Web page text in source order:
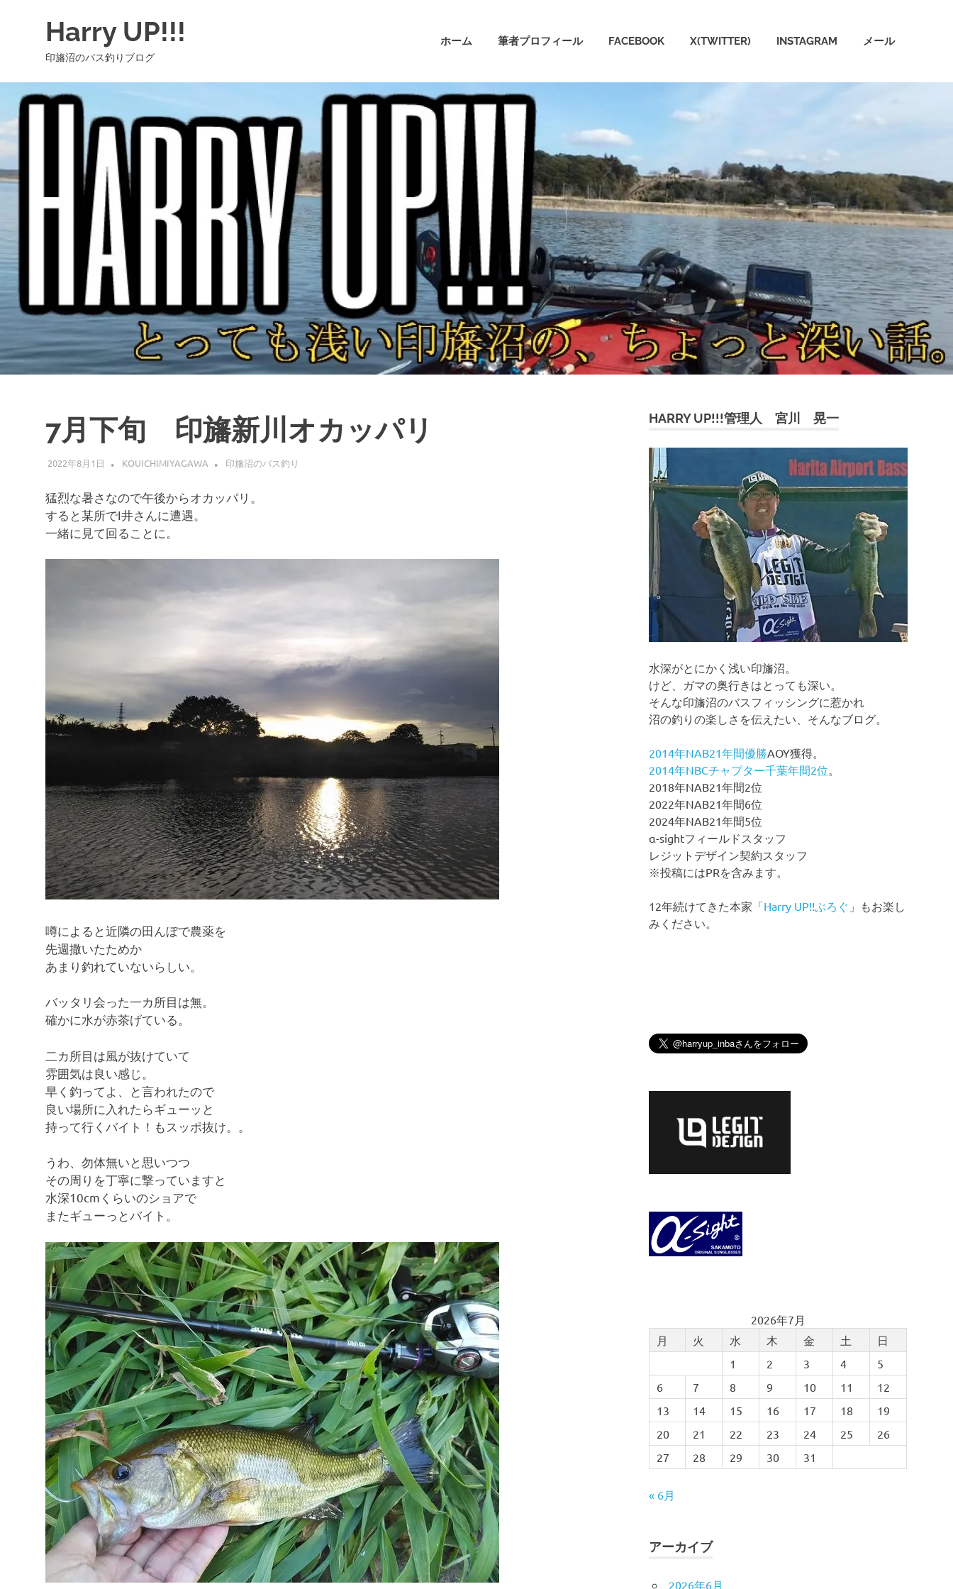
キ
プ
Harry UP!!!
印旛沼のバス釣りブログ
ホーム 筆者プロフィール FACEBOOK X(TWITTER) INSTAGRAM メール
7月下旬 印旛新川オカッパリ
2022年8月1日 KOUICHIMIYAGAWA 印旛沼のバス釣り
猛烈な暑さなので午後からオカッパリ。
すると某所でI井さんに遭遇。
一緒に見て回ることに。
噂によると近隣の田んぼで農薬を
先週撒いたためか
あまり釣れていないらしい。
バッタリ会った一カ所目は無。
確かに水が赤茶げている。
二カ所目は風が抜けていて
雰囲気は良い感じ。
早く釣ってよ、と言われたので
良い場所に入れたらギューッと
持って行くバイト！もスッポ抜け。。
うわ、勿体無いと思いつつ
その周りを丁寧に撃っていますと
水深10cmくらいのショアで
またギューっとバイト。
HARRY UP!!!管理人 宮川 晃一
水深がとにかく浅い印旛沼。
けど、ガマの奥行きはとっても深い。
そんな印旛沼のバスフィッシングに惹かれ
沼の釣りの楽しさを伝えたい、そんなブログ。
2014年NAB21年間優勝AOY獲得。
2014年NBCチャプター千葉年間2位
2018年NAB21年間2位
2022年NAB21年間6位
2024年NAB21年間5位
α-sightフィールドスタッフ
レジットデザイン契約スタッフ
※投稿にはPRを含みます。
12年続けてきた本家「Harry UP!!ぶろぐ 」もお楽し
みください。
2026年7月
月
火 水 木 金 土
日
1
2 3 4
5
6
7 8 9 10 11
12
13
14 15 16 17 18
19
20
21 22 23 24 25
26
27
28 29 30 31
« 6月
アーカイブ
2026年6月